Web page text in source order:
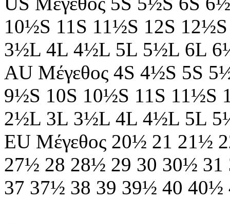
10½S 11S 11½S 12S 12½S
3½L 4L 4½L 5L 5½L 6L
AU Μέγεθος 4S 4½S 5S
9½S 10S 10½S 11S 11½S
2½L 3L 3½L 4L 4½L 5L
EU Μέγεθος 20½ 21 21½
27½ 28 28½ 29 30 30½ 31
37 37½ 38 39 39½ 40 40½